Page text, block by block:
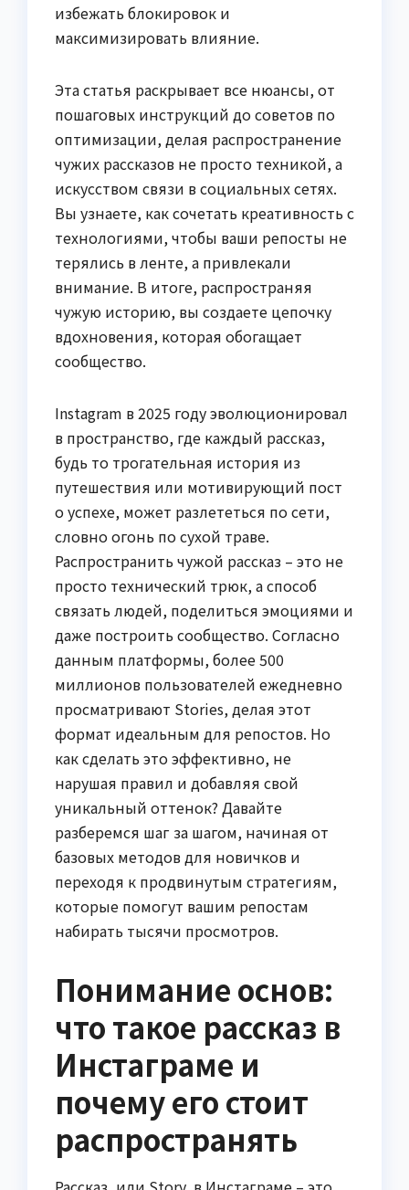
избежать блокировок и
максимизировать влияние.
Эта статья раскрывает все нюансы, от
пошаговых инструкций до советов по
оптимизации, делая распространение
чужих рассказов не просто техникой, а
искусством связи в социальных сетях.
Вы узнаете, как сочетать креативность с
технологиями, чтобы ваши репосты не
терялись в ленте, а привлекали
внимание. В итоге, распространяя
чужую историю, вы создаете цепочку
вдохновения, которая обогащает
сообщество.
Instagram в 2025 году эволюционировал
в пространство, где каждый рассказ,
будь то трогательная история из
путешествия или мотивирующий пост
о успехе, может разлететься по сети,
словно огонь по сухой траве.
Распространить чужой рассказ – это не
просто технический трюк, а способ
связать людей, поделиться эмоциями и
даже построить сообщество. Согласно
данным платформы, более 500
миллионов пользователей ежедневно
просматривают Stories, делая этот
формат идеальным для репостов. Но
как сделать это эффективно, не
нарушая правил и добавляя свой
уникальный оттенок? Давайте
разберемся шаг за шагом, начиная от
базовых методов для новичков и
переходя к продвинутым стратегиям,
которые помогут вашим репостам
набирать тысячи просмотров.
Понимание основ:
что такое рассказ в
Инстаграме и
почему его стоит
распространять